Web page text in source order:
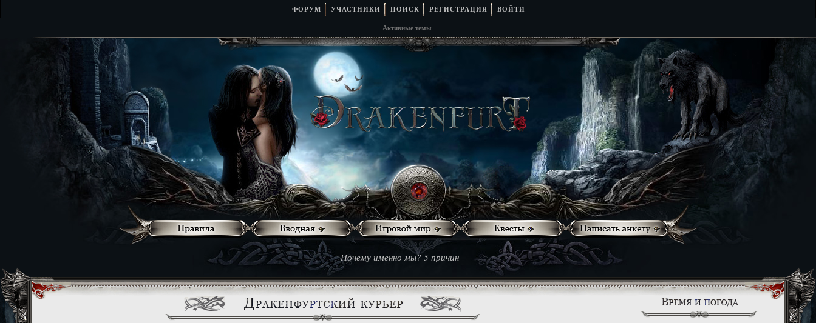
ФОРУМ УЧАСТНИКИ ПОИСК РЕГИСТРАЦИЯ
ВОЙТИ
Активные темы
Почему именно мы? 5 причин